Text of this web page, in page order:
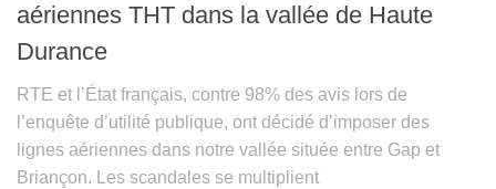
aériennes THT dans la vallée de Haute
Durance
RTE et l’État français, contre 98% des avis lors de
l’enquête d’utilité publique, ont décidé d’imposer des
lignes aériennes dans notre vallée située entre Gap et
Briançon. Les scandales se multiplient